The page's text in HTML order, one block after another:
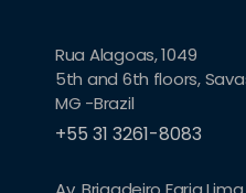
Rua Alagoas, 1049
5th and 6th floors,
MG -Brazil
+55 31 3261-8083